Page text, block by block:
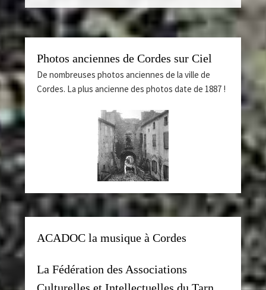
Photos anciennes de Cordes sur Ciel
De nombreuses photos anciennes de la ville de
Cordes. La plus ancienne des photos date de 1887 !
ACADOC la musique à Cordes
La Fédération des Associations